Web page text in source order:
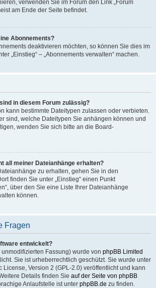
verwenden Sie im Forum den Link „Forum
am Ende der Seite befindet.
Abonnements?
deaktivieren möchten, so können Sie dies im
„Einstieg“ – „Abonnements verwalten“ machen.
in diesem Forum zulässig?
kann bestimmte Dateitypen zulassen oder verbieten.
sind, welche Dateitypen Sie anhängen können und
wenden Sie sich bitte an die Board-
all meiner Dateianhänge erhalten?
zu erhalten, gehen Sie in den
finden Sie unter „Einstieg“ einen Punkt
über den Sie eine Liste Ihrer Dateianhänge
können.
Fragen
entwickelt?
Fassung) wurde von phpBB Limited
Sie ist urheberrechtlich geschützt. Sie wurde unter
License, Version 2 (GPL-2.0) veröffentlicht und kann
Details finden Sie auf der Seite von phpBB
Anlaufstelle ist unter phpBB.de zu finden.